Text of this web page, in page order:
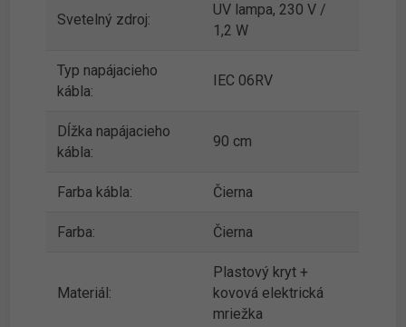
Svetelný zdroj:
UV lampa, 230 V /
1,2 W
Typ napájacieho
kábla:
IEC 06RV
Dĺžka napájacieho
kábla:
90 cm
Farba kábla: Čierna
Farba: Čierna
Materiál:
Plastový kryt +
kovová elektrická
mriežka